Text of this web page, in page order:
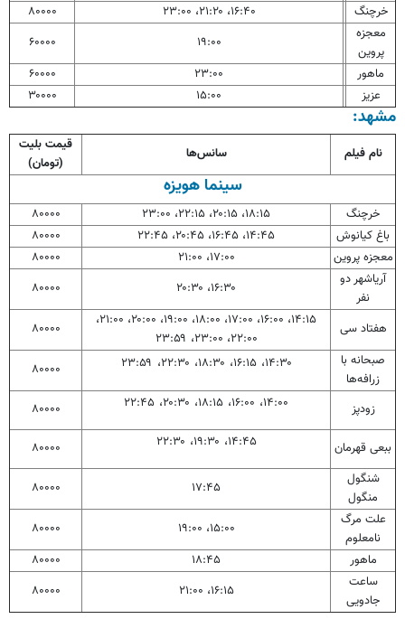
خرچنگ
۱۶:۴۰، ۲۱:۲۰، ۲۳:۰۰
۸۰۰۰۰
معجزه
پروین
۱۹:۰۰
۶۰۰۰۰
ماهور
۲۳:۰۰
۶۰۰۰۰
عزیز
۱۵:۰۰ ۳۰۰۰۰
مشهد:
نام فیلم سانس‌ها
قیمت بلیت
(تومان)
سینما هویزه
خرچنگ ۱۸:۱۵، ۲۰:۱۵، ۲۲:۱۵، ۲۳:۰۰
۸۰۰۰۰
باغ کیانوش
۱۴:۴۵، ۱۶:۴۵، ۲۰:۴۵، ۲۲:۴۵
۸۰۰۰۰
معجزه پروین
۱۷:۰۰، ۲۱:۰۰
۸۰۰۰۰
آریاشهر دو
نفر
۱۶:۳۰، ۲۰:۳۰ ۸۰۰۰۰
هفتاد سی
۱۴:۱۵، ۱۶:۰۰، ۱۷:۰۰، ۱۸:۰۰، ۱۹:۰۰، ۲۰:۰۰، ۲۱:۰۰،
۲۲:۰۰، ۲۳:۰۰، ۲۳:۵۹
۸۰۰۰۰
صبحانه با
زرافه‌ها
۱۴:۳۰، ۱۶:۱۵، ۱۸:۳۰، ۲۲:۳۰، ۲۳:۵۹ ۸۰۰۰۰
زودپز ۱۴:۰۰، ۱۶:۰۰، ۱۸:۱۵، ۲۰:۳۰، ۲۲:۴۵ ۸۰۰۰۰
ببعی قهرمان ۱۴:۴۵، ۱۹:۳۰، ۲۲:۳۰
۸۰۰۰۰
شنگول
منگول
۱۷:۴۵
۸۰۰۰۰
علت مرگ
نامعلوم
۱۵:۰۰، ۱۹:۰۰
۸۰۰۰۰
ماهور
۱۸:۴۵
۸۰۰۰۰
ساعت
جادویی
۱۶:۱۵، ۲۱:۰۰ ۸۰۰۰۰